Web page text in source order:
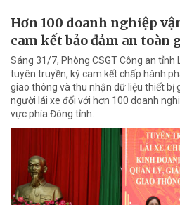
Hơn 100 doanh nghiệp
cam kết bảo đảm an toàn
Sáng 31/7, Phòng CSGT Công an
tuyên truyền, ký cam kết chấp hành
giao thông và thu nhận dữ liệu thiết bị
người lái xe đối với hơn 100 doanh
vực phía Đông tỉnh.